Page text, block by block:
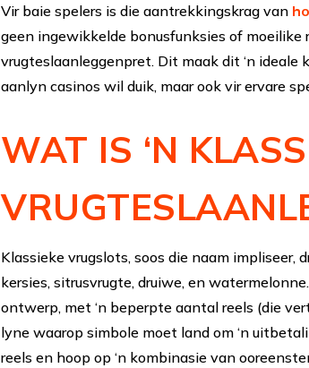
Vir baie spelers is die aantrekkingskrag van
geen ingewikkelde bonusfunksies of
vrugteslaanleggenpret. Dit maak dit ‘n
aanlyn casinos wil duik, maar ook vir ervare
WAT IS ‘N
Klassieke vrugslots, soos die naam impliseer,
kersies, sitrusvrugte, druiwe, en
ontwerp, met ‘n beperpte aantal reels (die
lyne waarop simbole moet land om ‘n
reels en hoop op ‘n kombinasie van